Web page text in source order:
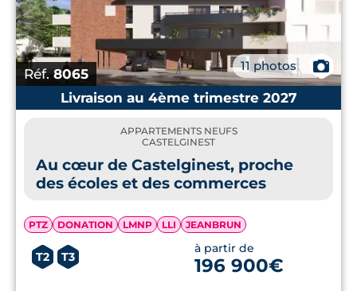
Réf.8065 11 photos
📷
Livraison au 4ème trimestre 2027
APPARTEMENTS NEUFS
CASTELGINEST
Au cœur de Castelginest, proche
des écoles et des commerces
PTZ DONATION LMNP LLI JEANBRUN
T2 T3
à partir de
196 900€